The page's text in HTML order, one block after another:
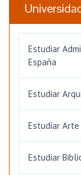
Estudiar
España
Estudiar
Estudiar
Estudiar